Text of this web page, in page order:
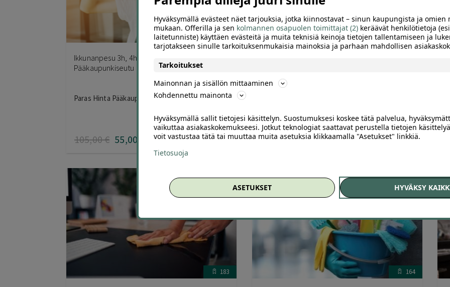
363
Ikkunanpesu 3h, 4h tai 5h | jopa -51 % |
Pääkaupunkiseutu
Paras Hinta Pääkaupunkiseutu
105,00€ 55,00
336
tuotteesta:
4.83/ 5
Crystal Clear Cleaning Pääkaupunkiseutu
75,30€ 49,00 €
183 164
Hyväksymällä evästeet näet tarjouksia, jotka kiinnostavat – sinun kaupungista ja omien
mukaan. Offerilla ja sen kolmannen osapuolen toimittajat (2) keräävät henkilötietoja
laitetunniste) käyttäen evästeitä ja muita teknisiä keinoja tietojen tallentamiseen ja
tarjotakseen sinulle tarkoituksenmukaisia mainoksia ja parhaan mahdollisen
Tarkoitukset
Mainonnan ja sisällön mittaaminen
Kohdennettu mainonta
Hyväksymällä sallit tietojesi käsittelyn. Suostumuksesi koskee tätä palvelua,
vaikuttaa asiakaskokemukseesi. Jotkut teknologiat saattavat perustella tietojen
voit vastustaa tätä tai muuttaa muita asetuksia klikkaamalla "Asetukset" linkkiä.
Tietosuoja
ASETUKSET HYVÄKSY